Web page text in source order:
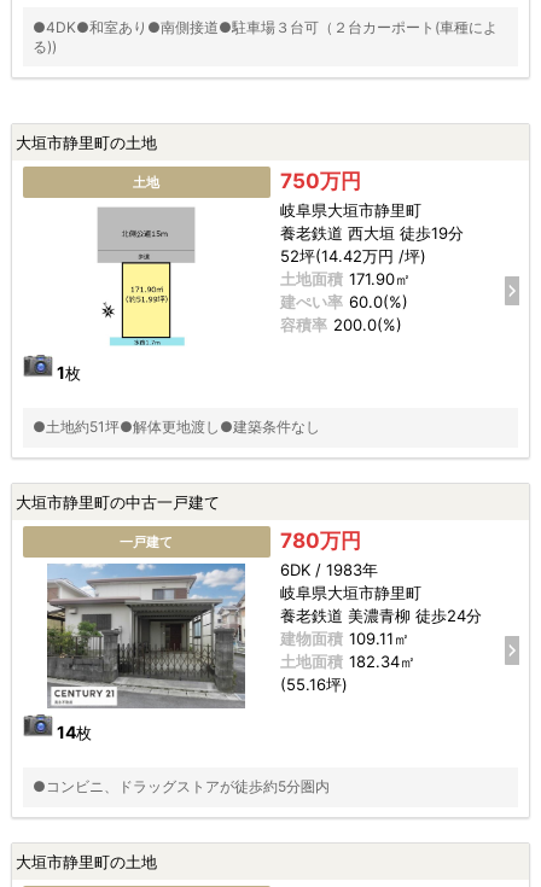
●4DK●和室あり●南側接道●駐車場３台可（２台カーポート(車種によ
る))
大垣市静里町の土地
土地
1枚
750万円
岐阜県大垣市静里町
養老鉄道 西大垣 徒歩19分
52坪(14.42万円 /坪)
土地面積 171.90㎡
建ぺい率 60.0(%)
容積率 200.0(%)
●土地約51坪●解体更地渡し●建築条件なし
大垣市静里町の中古一戸建て
一戸建て
14枚
780万円
6DK / 1983年
岐阜県大垣市静里町
養老鉄道 美濃青柳 徒歩24分
建物面積 109.11㎡
土地面積 182.34㎡
(55.16坪)
●コンビニ、ドラッグストアが徒歩約5分圏内
大垣市静里町の土地